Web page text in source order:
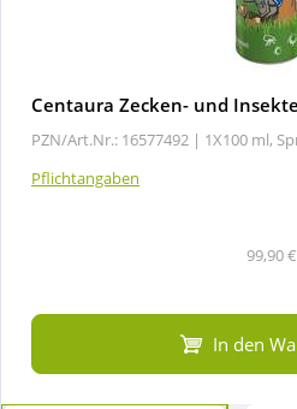
Centaura Zecken- und
PZN/Art.Nr.: 16577492 | 1X100 ml,
Pflichtangaben
99,90
In den